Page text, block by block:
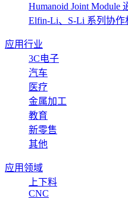
Humanoid Joint Module
Elfin-Li、S-Li 系列协作
应用行业
3C电子
汽车
医疗
金属加工
教育
新零售
其他
应用领域
上下料
CNC